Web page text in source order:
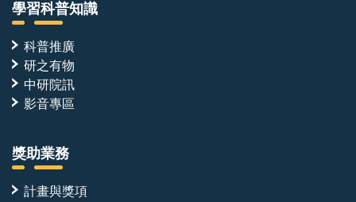
學習科普知識
科普推廣
研之有物
中研院訊
影音專區
獎助業務
計畫與獎項